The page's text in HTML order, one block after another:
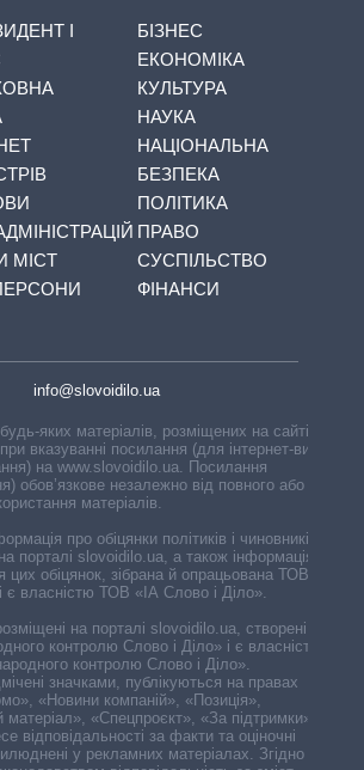
І
МІСТ
БІЗНЕС
ЕКОНОМІКА
КУЛЬТУРА
НАУКА
НАЦІОНАЛЬНА
БЕЗПЕКА
ПОЛІТИКА
ПРАВО
СУСПІЛЬСТВО
ФІНАНСИ
info@slovoidilo.ua
яких матеріалів, розміщених на сайті,
вказуванні посилання (для інтернет-видань
на www.slovoidilo.ua. Посилання
обов’язкове незалежно від повного або
матеріалів.
про обіцянки політиків і чиновників,
порталі slovoidilo.ua, а також інформація про
цих обіцянок, зібрана й опрацьована ТОВ «ІА
є власністю ТОВ «ІА Слово і Діло».
на порталі slovoidilo.ua, створені ГО
контролю Слово і Діло» і є власністю
контролю Слово і Діло».
значками, публікуються на правах
«Новини компаній», «Позиція»,
матеріал», «Спецпроєкт», «За підтримки».
відповідальності за факти та оціночні
у рекламних матеріалах. Згідно з